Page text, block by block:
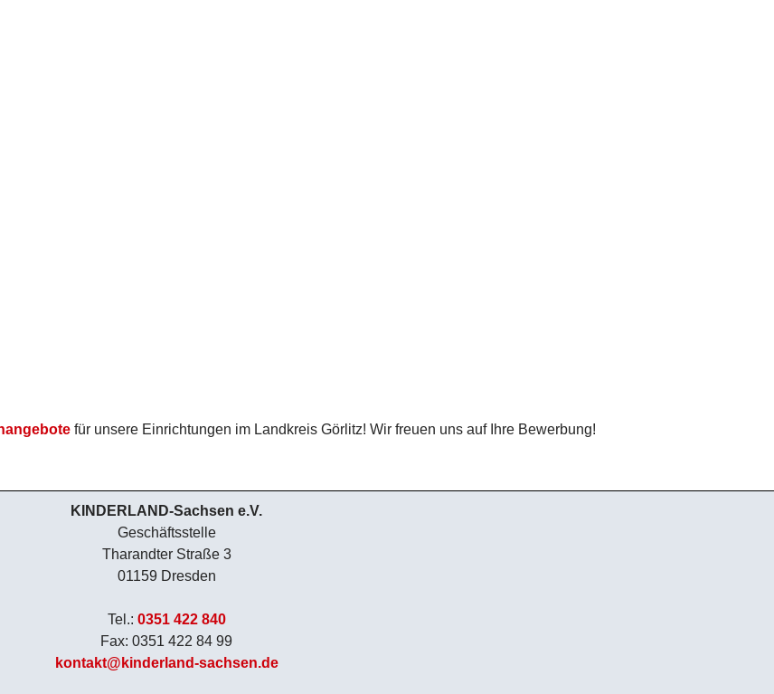
für unsere Einrichtungen im Landkreis Görlitz! Wir freuen uns auf Ihre Bewerbung!
KINDERLAND-Sachsen e.V.
Geschäftsstelle
Tharandter Straße 3
01159 Dresden
Tel.: 0351 422 840
Fax: 0351 422 84 99
kontakt@kinderland-sachsen.de